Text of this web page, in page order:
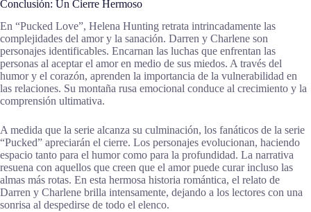
Conclusión: Un Cierre Hermoso
En “Pucked Love”, Helena Hunting retrata intrincadamente las
complejidades del amor y la sanación. Darren y Charlene son
personajes identificables. Encarnan las luchas que enfrentan las
personas al aceptar el amor en medio de sus miedos. A través del
humor y el corazón, aprenden la importancia de la vulnerabilidad en
las relaciones. Su montaña rusa emocional conduce al crecimiento y la
comprensión ultimativa.
A medida que la serie alcanza su culminación, los fanáticos de la serie
“Pucked” apreciarán el cierre. Los personajes evolucionan, haciendo
espacio tanto para el humor como para la profundidad. La narrativa
resuena con aquellos que creen que el amor puede curar incluso las
almas más rotas. En esta hermosa historia romántica, el relato de
Darren y Charlene brilla intensamente, dejando a los lectores con una
sonrisa al despedirse de todo el elenco.